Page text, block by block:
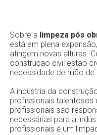
Sobre a limpeza pós
está em plena
atingem novas alturas.
construção civil estão
necessidade de mão de
A indústria da
profissionais talentosos
profissionais são
necessárias para a
profissionais é um